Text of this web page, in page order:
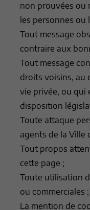
non prouvées ou
les personnes
Tout message
contraire aux
Tout message
droits voisins, au
vie privée, ou
disposition
Toute attaque
agents de la Ville
Tout propos
cette page ;
Toute utilisation
ou commerciales ;
La mention de